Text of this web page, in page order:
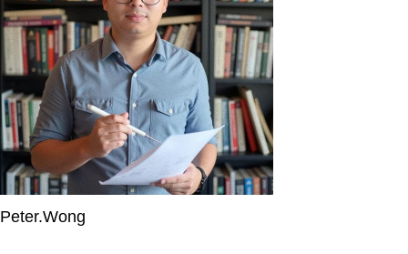
Peter.Wong